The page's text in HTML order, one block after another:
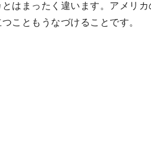
はまったく違います。アメリ
こともうなづけることです。